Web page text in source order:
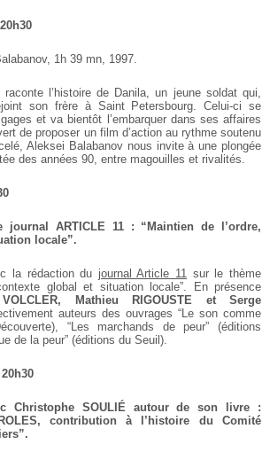
1h 39 mn, 1997.
l’histoire de Danila, un jeune soldat qui,
son frère à Saint Petersbourg. Celui-ci se
et va bientôt l’embarquer dans ses affaires
de proposer un film d’action au rythme soutenu
Aleksei Balabanov nous invite à une plongée
des années 90, entre magouilles et rivalités.
journal ARTICLE 11 : “Maintien de l’ordre,
locale”.
la rédaction du journal Article 11 sur le thème
global et situation locale”. En présence
Mathieu RIGOUSTE et Serge
auteurs des ouvrages “Le son comme
“Les marchands de peur” (éditions
de la peur” (éditions du Seuil).
Christophe SOULIÉ autour de son livre :
contribution à l’histoire du Comité